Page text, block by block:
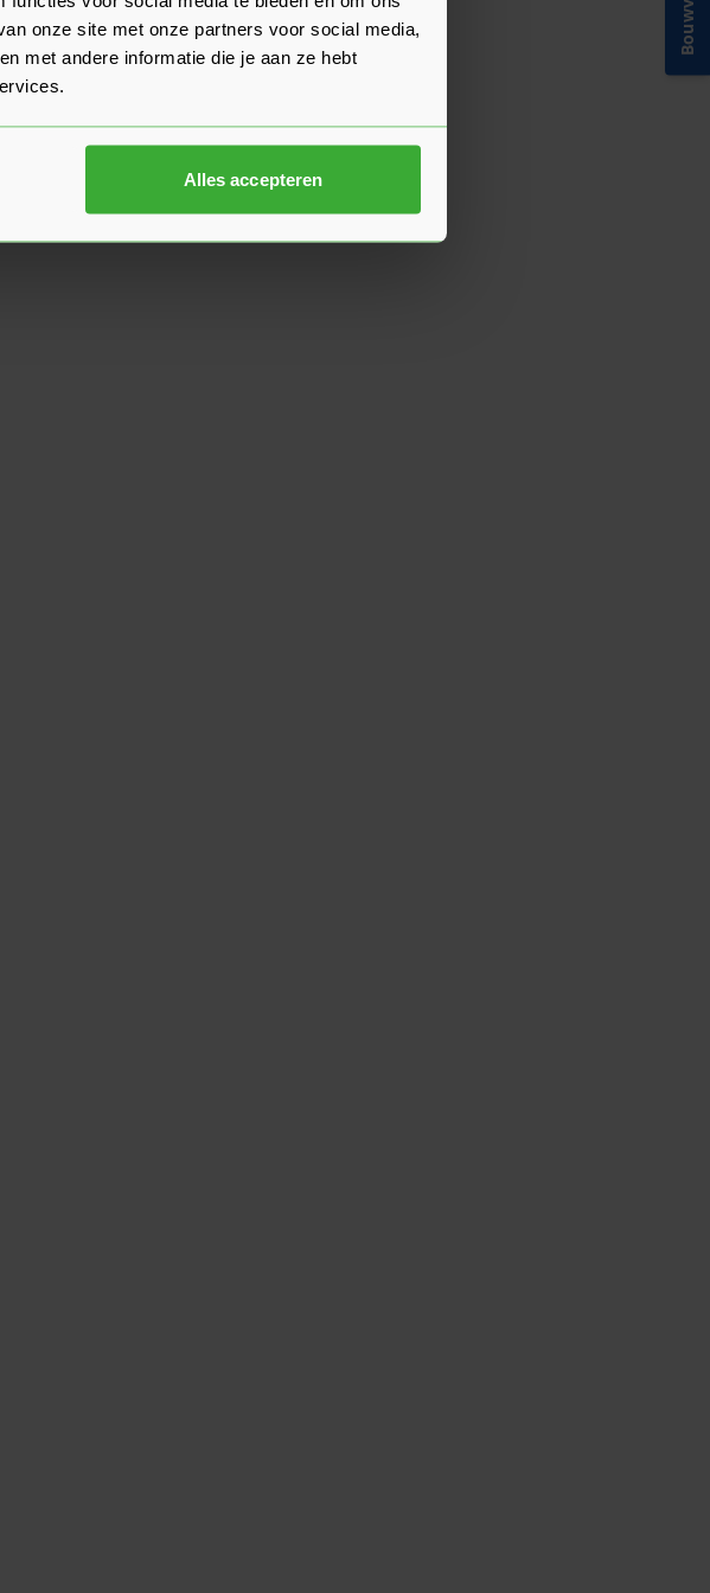
onze site met onze partners voor social media,
met andere informatie die je aan ze hebt
Alles accepteren